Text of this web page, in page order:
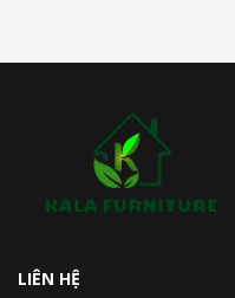
LIÊN HỆ